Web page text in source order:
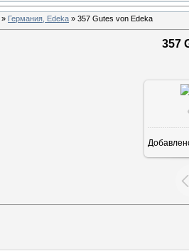
» Германия, Edeka » 357 Gutes von Edeka
357